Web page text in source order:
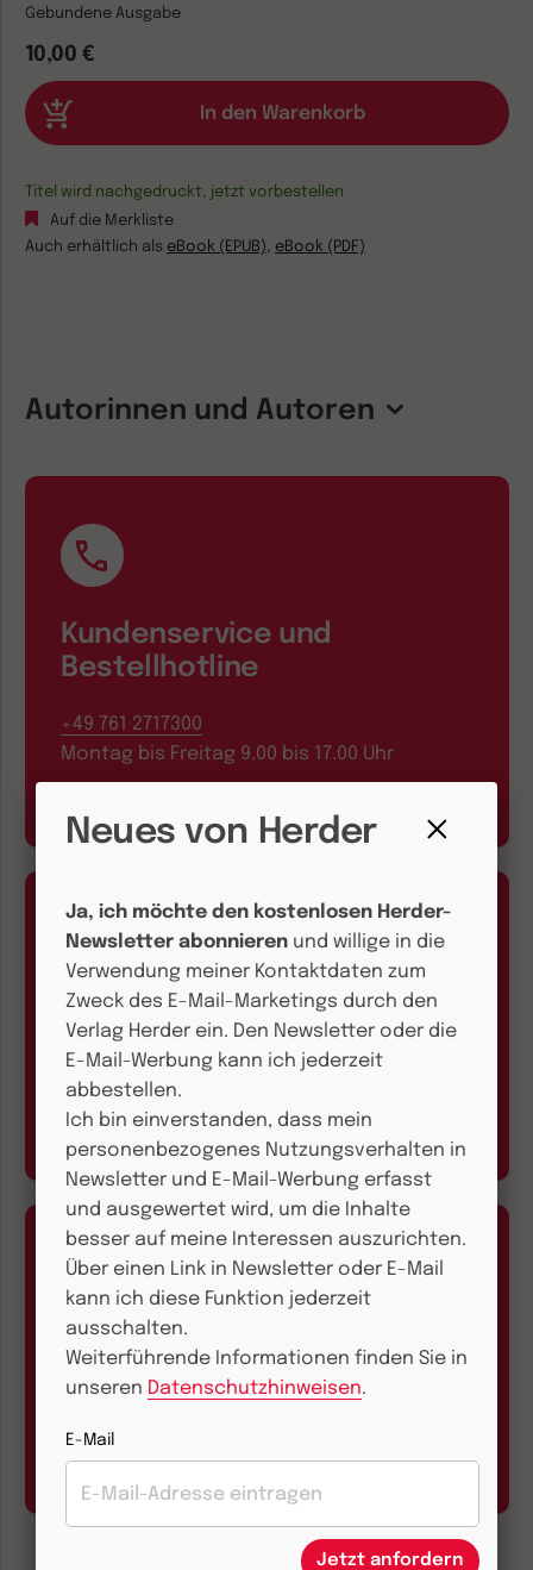
Gebundene Ausgabe
10,00 €
Titel wird nachgedruckt, jetzt vorbestellen
Auf die Merkliste
Auch erhältlich als eBook (EPUB), eBook (PDF)
Autorinnen und Autoren
Kundenservice und
Bestellhotline
+49 761 2717300
Montag bis Freitag 9.00 bis 17.00 Uhr
E-Mail und Onlineservice
kundenservice@herder.de
Wir freuen uns über Ihre Nachricht.
Aboservice
Hier geht’s zum Formular
schließen
Neues von Herder
Ja, ich möchte den kostenlosen Herder-
Newsletter abonnieren und willige in die
Verwendung meiner Kontaktdaten zum
Zweck des E-Mail-Marketings durch den
Verlag Herder ein. Den Newsletter oder die
E-Mail-Werbung kann ich jederzeit
abbestellen.
Ich bin einverstanden, dass mein
personenbezogenes Nutzungsverhalten in
Newsletter und E-Mail-Werbung erfasst
und ausgewertet wird, um die Inhalte
besser auf meine Interessen auszurichten.
Über einen Link in Newsletter oder E-Mail
kann ich diese Funktion jederzeit
ausschalten.
Weiterführende Informationen finden Sie in
unseren Datenschutzhinweisen.
E-Mail
Jetzt anfordern